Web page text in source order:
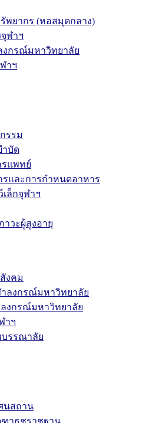
พยากร (หอสมุดกลาง)
ฬาฯ
กรณ์มหาวิทยาลัย
าฯ
รรม
ำบัด
แพทย์
และการกำหนดอาหาร
ล็กจุฬาฯ
าวะผู้สูงอายุ
งคม
ลงกรณ์มหาวิทยาลัย
งกรณ์มหาวิทยาลัย
าฯ
รรณาลัย
สถาน
าธุชราชฐาน